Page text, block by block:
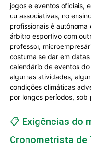
jogos e eventos oficiais,
ou associativas, no
profissionais é
árbitro esportivo com
professor,
costuma se dar em
calendário de eventos
algumas atividades,
condições climáticas
por longos períodos, sob
📋 Exigências do
Cronometrista de